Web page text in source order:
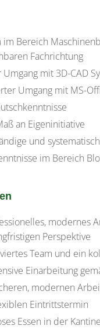
im Bereich
Fachrichtung
Umgang mit 3D-CAD
Umgang mit MS-
an Eigeninitiative
und
im Bereich
modernes
Perspektive
Team und ein
Einarbeitung
modernen
Eintrittstermin
Essen in der